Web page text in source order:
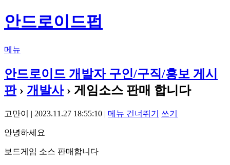
안드로이드펍
메뉴
안드로이드 개발자 구인/구직/홍보 게시
판› 개발사› 게임소스 판매 합니다
고만이 | 2023.11.27 18:55:10 | 메뉴 건너뛰기 쓰기
안녕하세요
보드게임 소스 판매합니다